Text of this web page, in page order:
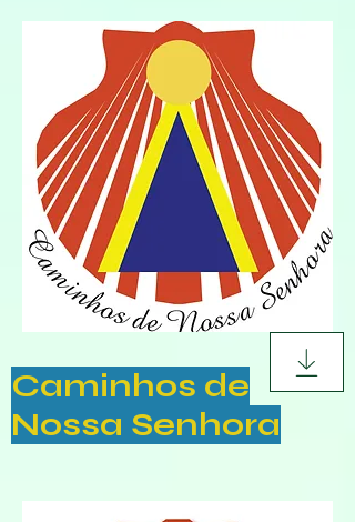
Caminhos de
Nossa Senhora